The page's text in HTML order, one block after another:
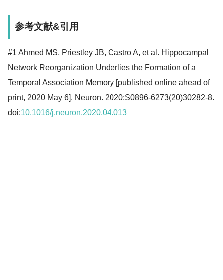
参考文献&引用
#1 Ahmed MS, Priestley JB, Castro A, et al. Hippocampal
Network Reorganization Underlies the Formation of a
Temporal Association Memory [published online ahead of
print, 2020 May 6]. Neuron. 2020;S0896-6273(20)30282-8.
doi:10.1016/j.neuron.2020.04.013